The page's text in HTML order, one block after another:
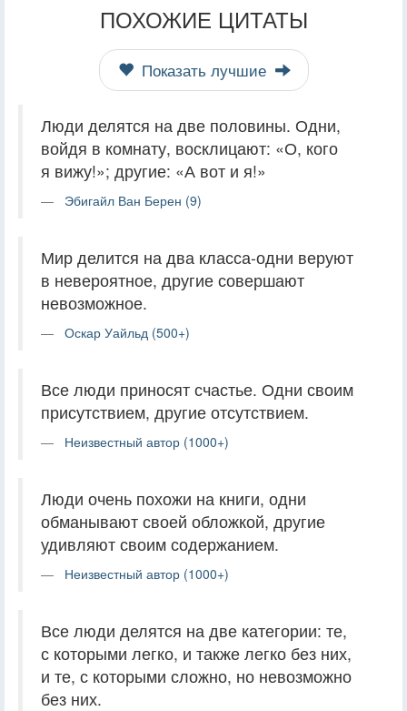
ПОХОЖИЕ ЦИТАТЫ
Показать лучшие
Люди делятся на две половины. Одни,
войдя в комнату, восклицают: «О, кого
я вижу!»; другие: «А вот и я!»
Эбигайл Ван Берен (9)
Мир делится на два класса-одни веруют
в невероятное, другие совершают
невозможное.
Оскар Уайльд (500+)
Все люди приносят счастье. Одни своим
присутствием, другие отсутствием.
Неизвестный автор (1000+)
Люди очень похожи на книги, одни
обманывают своей обложкой, другие
удивляют своим содержанием.
Неизвестный автор (1000+)
Все люди делятся на две категории: те,
с которыми легко, и также легко без них,
и те, с которыми сложно, но невозможно
без них.